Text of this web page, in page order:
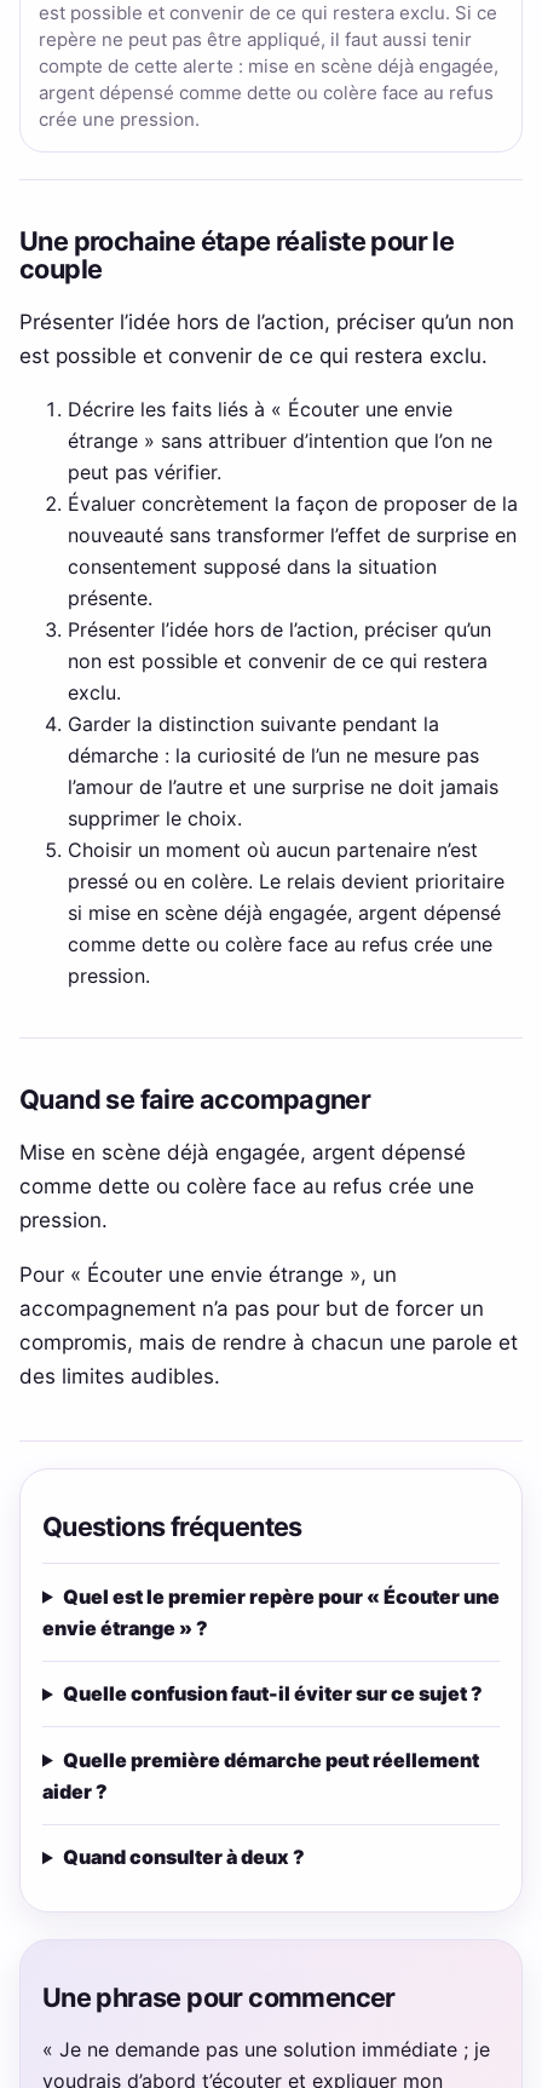
est possible et convenir de ce qui restera exclu. Si ce
repère ne peut pas être appliqué, il faut aussi tenir
compte de cette alerte : mise en scène déjà engagée,
argent dépensé comme dette ou colère face au refus
crée une pression.
Une prochaine étape réaliste pour le
couple
Présenter l’idée hors de l’action, préciser qu’un non
est possible et convenir de ce qui restera exclu.
Décrire les faits liés à « Écouter une envie
étrange » sans attribuer d’intention que l’on ne
peut pas vérifier.
Évaluer concrètement la façon de proposer de la
nouveauté sans transformer l’effet de surprise en
consentement supposé dans la situation
présente.
Présenter l’idée hors de l’action, préciser qu’un
non est possible et convenir de ce qui restera
exclu.
Garder la distinction suivante pendant la
démarche : la curiosité de l’un ne mesure pas
l’amour de l’autre et une surprise ne doit jamais
supprimer le choix.
Choisir un moment où aucun partenaire n’est
pressé ou en colère. Le relais devient prioritaire
si mise en scène déjà engagée, argent dépensé
comme dette ou colère face au refus crée une
pression.
Quand se faire accompagner
Mise en scène déjà engagée, argent dépensé
comme dette ou colère face au refus crée une
pression.
Pour « Écouter une envie étrange », un
accompagnement n’a pas pour but de forcer un
compromis, mais de rendre à chacun une parole et
des limites audibles.
Questions fréquentes
Quel est le premier repère pour « Écouter une
envie étrange » ?
Quelle confusion faut-il éviter sur ce sujet ?
Quelle première démarche peut réellement
aider ?
Quand consulter à deux ?
Une phrase pour commencer
« Je ne demande pas une solution immédiate ; je
voudrais d’abord t’écouter et expliquer mon